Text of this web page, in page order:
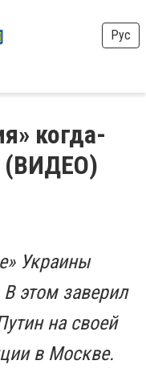
Рус
когда-
(ВИДЕО)
Украины
В этом заверил
на своей
в Москве.